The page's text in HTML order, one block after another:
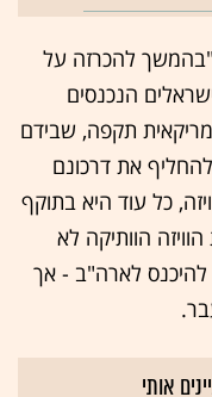
"בהמשך להכרזה על
הנכנסים
תקפה, שבידם
להחליף את דרכונם
כל עוד היא בתוקף
הוותיקה לא
להיכנס לארה"ב - אך
אותי